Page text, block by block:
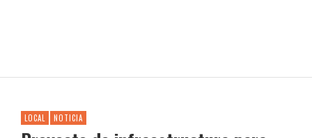
LOCAL NOTICIA